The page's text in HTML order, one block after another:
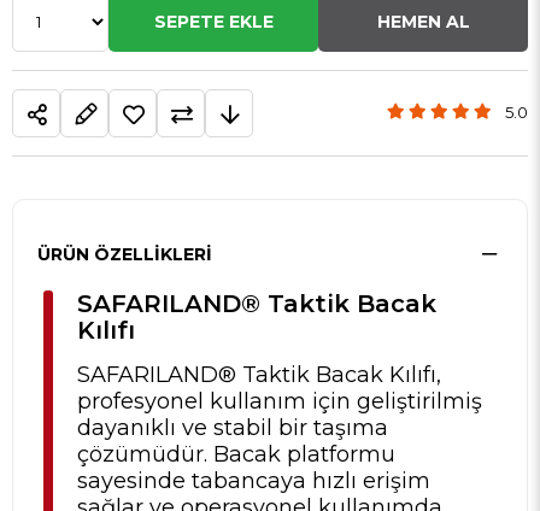
5.0
ÜRÜN ÖZELLIKLERI
SAFARILAND® Taktik Bacak
Kılıfı
SAFARILAND® Taktik Bacak Kılıfı,
profesyonel kullanım için geliştirilmiş
dayanıklı ve stabil bir taşıma
çözümüdür. Bacak platformu
sayesinde tabancaya hızlı erişim